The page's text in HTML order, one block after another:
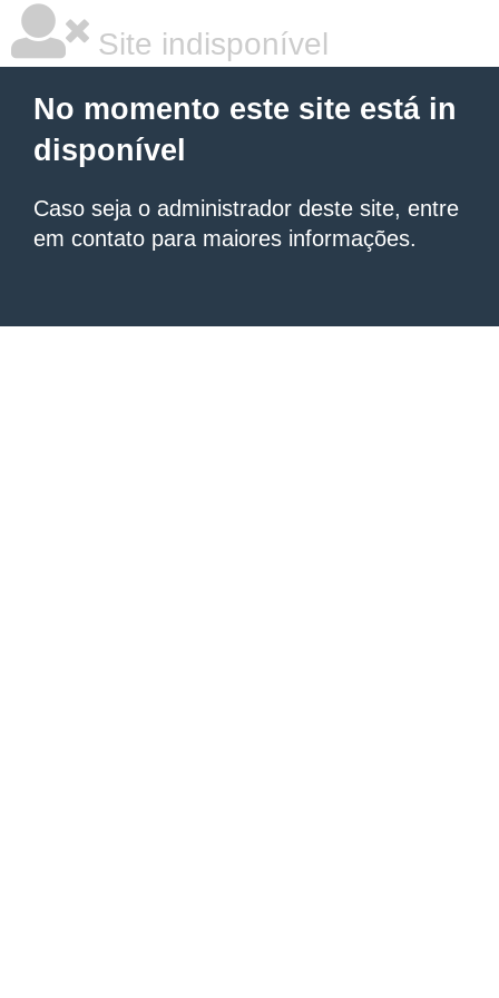
Site indisponível
No momento este site está in
disponível
Caso seja o administrador deste site, entre
em contato para maiores informações.